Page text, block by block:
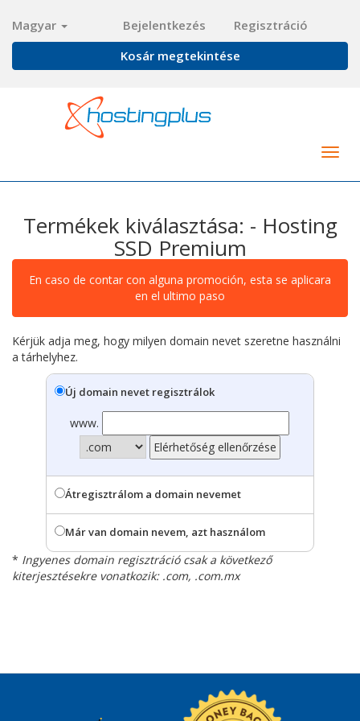
Magyar Bejelentkezés
Regisztráció
Kosár megtekintése
Termékek kiválasztása: - Hosting
SSD Premium
En caso de contar con alguna promoción, esta se aplicara
en el ultimo paso
Kérjük adja meg, hogy milyen domain nevet szeretne használni
a tárhelyhez.
Új domain nevet regisztrálok
www.
Átregisztrálom a domain nevemet
Már van domain nevem, azt használom
* Ingyenes domain regisztráció csak a következő
kiterjesztésekre vonatkozik: .com, .com.mx